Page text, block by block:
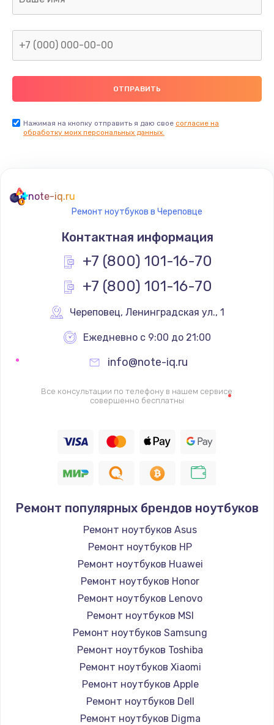
Нажимая на кнопку отправить я даю свое согласие на
обработку моих персональных данных.
note-iq.ru
Ремонт ноутбуков в Череповце
Контактная информация
+7 (800) 101-16-70
+7 (800) 101-16-70
Череповец, Ленинградская ул., 1
Ежедневно с 9:00 до 21:00
info@note-iq.ru
Все консультации по телефону в нашем сервисе
совершенно бесплатны
Ремонт популярных брендов ноутбуков
Ремонт ноутбуков Asus
Ремонт ноутбуков HP
Ремонт ноутбуков Huawei
Ремонт ноутбуков Honor
Ремонт ноутбуков Lenovo
Ремонт ноутбуков MSI
Ремонт ноутбуков Samsung
Ремонт ноутбуков Toshiba
Ремонт ноутбуков Xiaomi
Ремонт ноутбуков Apple
Ремонт ноутбуков Dell
Ремонт ноутбуков Digma